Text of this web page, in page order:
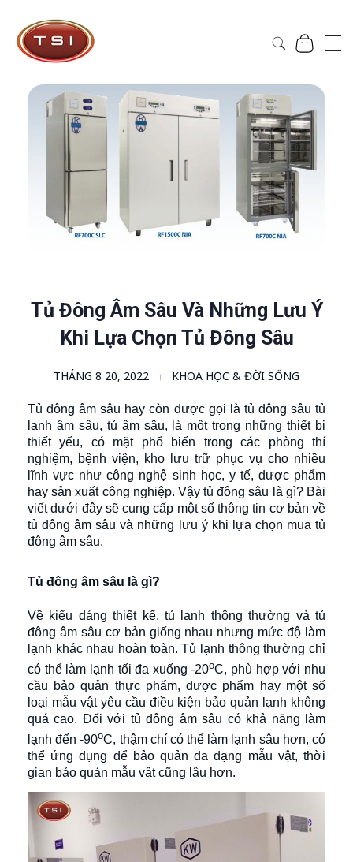
Tủ Đông Âm Sâu Và Những Lưu Ý
Khi Lựa Chọn Tủ Đông Sâu
THÁNG 8 20, 2022 KHOA HỌC & ĐỜI SỐNG
Tủ đông âm sâu hay còn được gọi là tủ đông sâu tủ
lạnh âm sâu, tủ âm sâu, là một trong những thiết bị
thiết yếu, có mặt phổ biến trong các phòng thí
nghiệm, bệnh viện, kho lưu trữ phục vụ cho nhiều
lĩnh vực như công nghệ sinh học, y tế, dược phẩm
hay sản xuất công nghiệp. Vậy tủ đông sâu là gì? Bài
viết dưới đây sẽ cung cấp một số thông tin cơ bản về
tủ đông âm sâu và những lưu ý khi lựa chọn mua tủ
đông âm sâu.
Tủ đông âm sâu là gì?
Về kiểu dáng thiết kế, tủ lạnh thông thường và tủ
đông âm sâu cơ bản giống nhau nhưng mức độ làm
lạnh khác nhau hoàn toàn. Tủ lạnh thông thường chỉ
có thể làm lạnh tối đa xuống -20oC, phù hợp với nhu
cầu bảo quản thực phẩm, dược phẩm hay một số
loại mẫu vật yêu cầu điều kiện bảo quản lạnh không
quá cao. Đối với tủ đông âm sâu có khả năng làm
lạnh đến -90oC, thậm chí có thể làm lạnh sâu hơn, có
thể ứng dụng để bảo quản đa dạng mẫu vật, thời
gian bảo quản mẫu vật cũng lâu hơn.